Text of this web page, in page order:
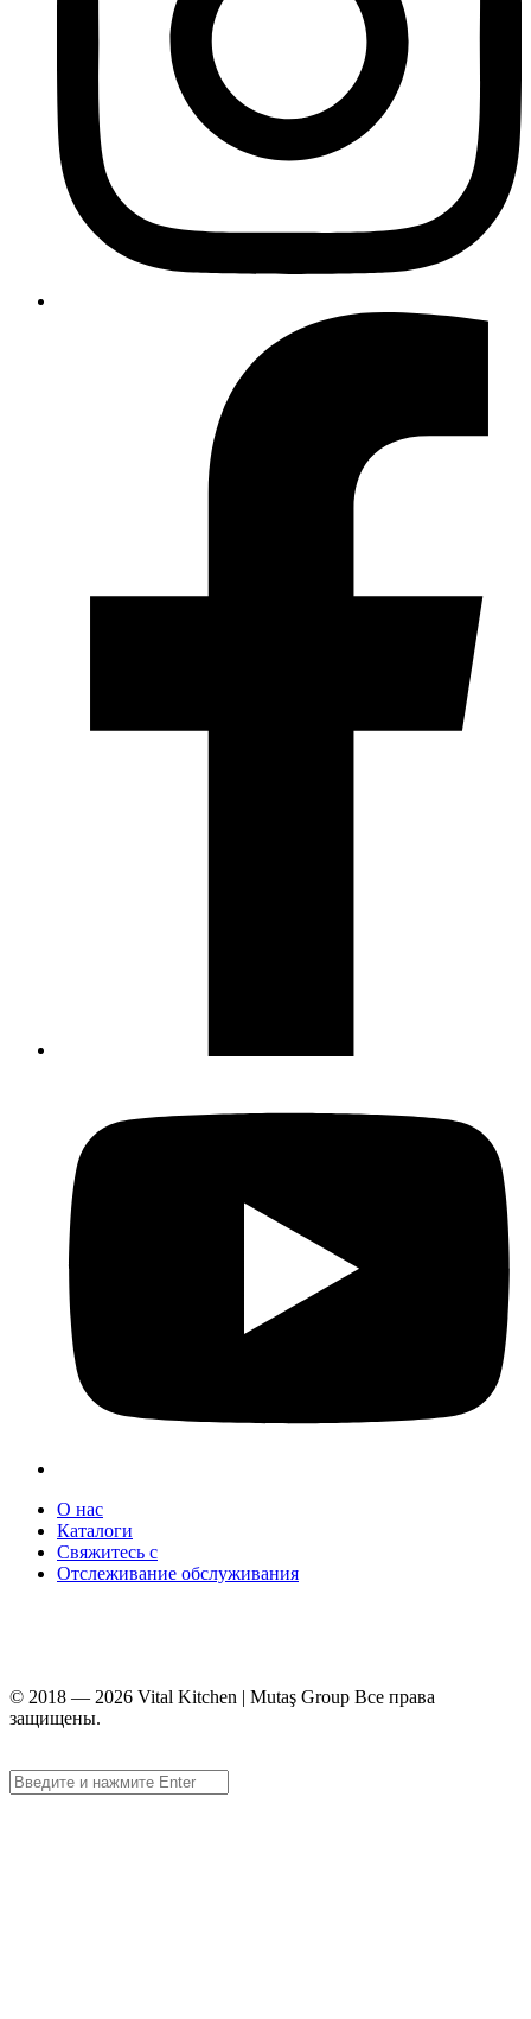
О нас
Каталоги
Свяжитесь с
Отслеживание обслуживания
© 2018 — 2026 Vital Kitchen | Mutaş Group Все права
защищены.